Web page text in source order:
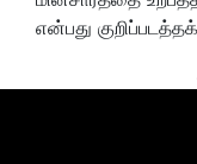
என்பது